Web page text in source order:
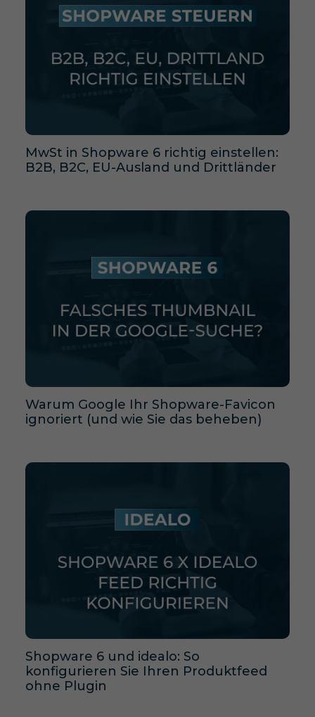
MwSt in Shopware 6 richtig einstellen:
B2B, B2C, EU-Ausland und Drittländer
Warum Google Ihr Shopware-Favicon
ignoriert (und wie Sie das beheben)
Shopware 6 und idealo: So
konfigurieren Sie Ihren Produktfeed
ohne Plugin